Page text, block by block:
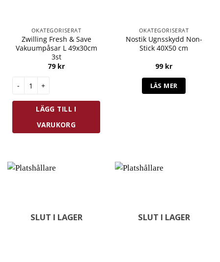
OKATEGORISERAT
Zwilling Fresh & Save
Vakuumpåsar L 49x30cm
3st
79 kr
Zwilling Fresh & Save Vakuumpåsar L 49x30cm 3st mängd
LÄGG TILL I
VARUKORG
OKATEGORISERAT
Nostik Ugnsskydd Non-
Stick 40X50 cm
99 kr
LÄS MER
SLUT I LAGER SLUT I LAGER